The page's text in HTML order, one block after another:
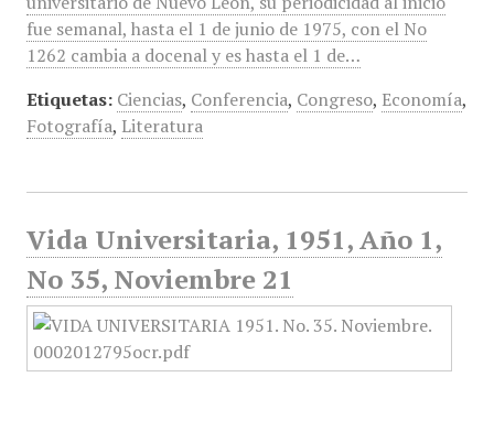
fue semanal, hasta el 1 de junio de 1975, con el No
1262 cambia a docenal y es hasta el 1 de…
Etiquetas: Ciencias, Conferencia, Congreso, Economía,
Fotografía, Literatura
Vida Universitaria, 1951, Año 1,
No 35, Noviembre 21